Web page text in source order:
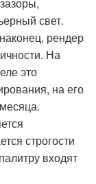
свет.
рендер
На
это
на его
строгости
входят